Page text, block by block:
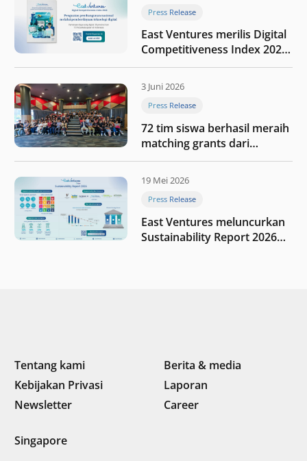
Press Release
East Ventures merilis Digital
Competitiveness Index 2026,
menyoroti fase transformasi
digital Indonesia selanjutnya
3 Juni 2026
Press Release
72 tim siswa berhasil meraih
matching grants dari
program My First $1000
19 Mei 2026
Press Release
East Ventures meluncurkan
Sustainability Report 2026
Tentang kami
Berita & media
Kebijakan Privasi
Laporan
Newsletter
Career
Singapore